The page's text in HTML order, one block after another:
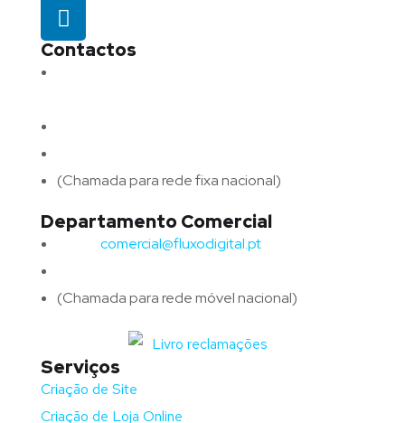
Contactos
(Chamada para rede fixa nacional)
Departamento Comercial
comercial@fluxodigital.pt
(Chamada para rede móvel nacional)
Serviços
Criação de Site
Criação de Loja Online